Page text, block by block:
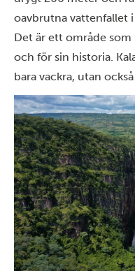
oavbrutna vattenfallet i
Det är ett område
och för sin historia.
bara vackra, utan